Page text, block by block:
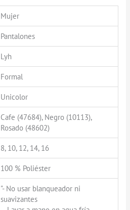
Mujer
Pantalones
Lyh
Formal
Unicolor
Cafe (47684), Negro (10113),
Rosado (48602)
8, 10, 12, 14, 16
100 % Poliéster
"- No usar blanqueador ni
suavizantes